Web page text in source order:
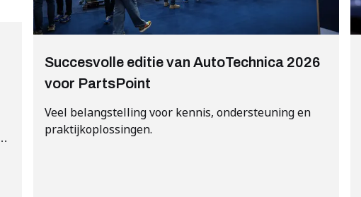
Succesvolle editie van AutoTechnica 2026
voor PartsPoint
Veel belangstelling voor kennis, ondersteuning en
praktijkoplossingen.